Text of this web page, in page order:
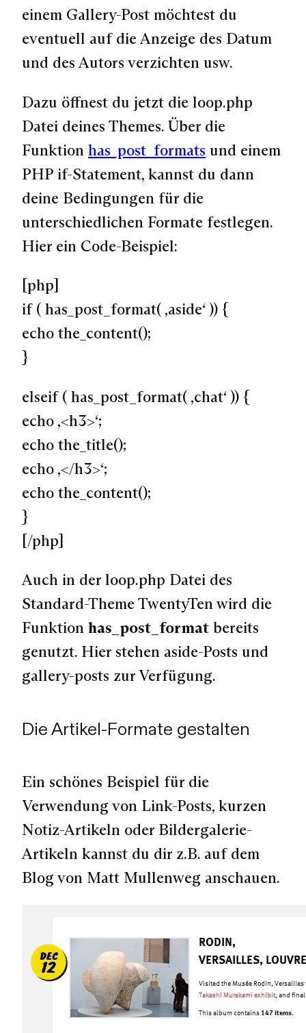
einem Gallery-Post möchtest du
eventuell auf die Anzeige des Datum
und des Autors verzichten usw.
Dazu öffnest du jetzt die loop.php
Datei deines Themes. Über die
Funktion has_post_formats und einem
PHP if-Statement, kannst du dann
deine Bedingungen für die
unterschiedlichen Formate festlegen.
Hier ein Code-Beispiel:
[php]
if ( has_post_format( ‚aside‘ )) {
echo the_content();
}
elseif ( has_post_format( ‚chat‘ )) {
echo ‚<h3>‘;
echo the_title();
echo ‚</h3>‘;
echo the_content();
}
[/php]
Auch in der loop.php Datei des
Standard-Theme TwentyTen wird die
Funktion has_post_format bereits
genutzt. Hier stehen aside-Posts und
gallery-posts zur Verfügung.
Die Artikel-Formate gestalten
Ein schönes Beispiel für die
Verwendung von Link-Posts, kurzen
Notiz-Artikeln oder Bildergalerie-
Artikeln kannst du dir z.B. auf dem
Blog von Matt Mullenweg anschauen.